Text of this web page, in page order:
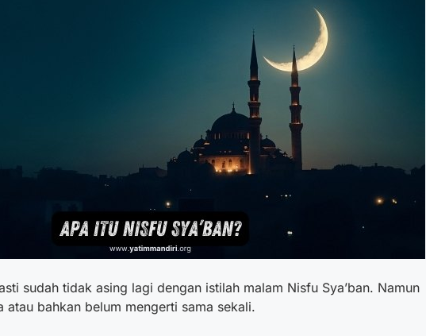
sudah tidak asing lagi dengan istilah malam Nisfu Sya’ban. Namun
atau bahkan belum mengerti sama sekali.